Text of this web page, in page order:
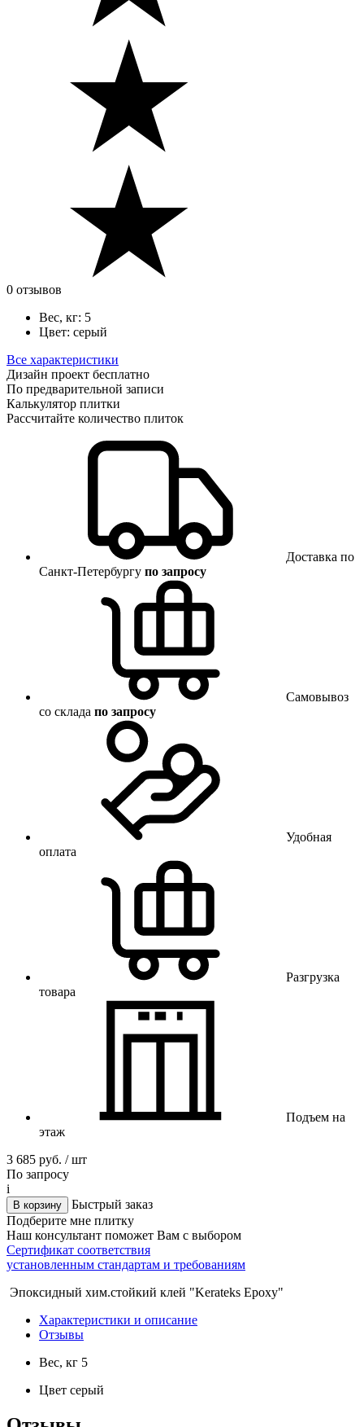
0 отзывов
Вес, кг: 5
Цвет: серый
Все характеристики
Дизайн проект бесплатно
По предварительной записи
Калькулятор плитки
Рассчитайте количество плиток
Доставка по
Санкт-Петербургу по запросу
Самовывоз
со склада по запросу
Удобная
оплата
Разгрузка
товара
Подъем на
этаж
3 685 руб. / шт
По запросу
i
В корзину
Быстрый заказ
Подберите мне плитку
Наш консультант поможет Вам с выбором
Сертификат соответствия
установленным стандартам и требованиям
Эпоксидный хим.стойкий клей "Kerateks Epoxy"
Характеристики и описание
Отзывы
Вес, кг 5
Цвет серый